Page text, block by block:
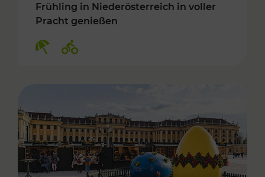
Frühling in Niederösterreich in voller
Pracht genießen